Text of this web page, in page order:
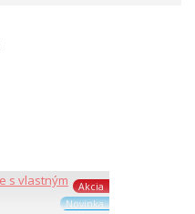
Akcia
Novinka